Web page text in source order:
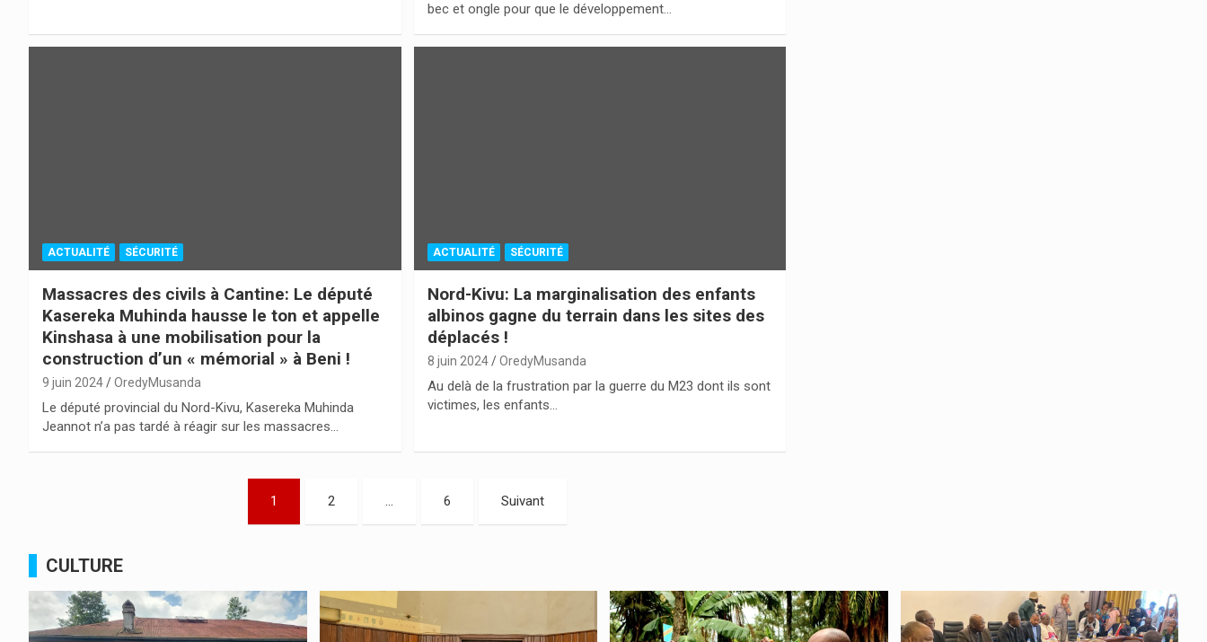
bec et ongle pour que le développement…
ACTUALITÉ SÉCURITÉ
Massacres des civils à Cantine: Le député
Kasereka Muhinda hausse le ton et appelle
Kinshasa à une mobilisation pour la
construction d’un « mémorial » à Beni !
9 juin 2024 OredyMusanda
Le député provincial du Nord-Kivu, Kasereka Muhinda
Jeannot n’a pas tardé à réagir sur les massacres…
ACTUALITÉ SÉCURITÉ
Nord-Kivu: La marginalisation des enfants
albinos gagne du terrain dans les sites des
déplacés !
8 juin 2024 OredyMusanda
Au delà de la frustration par la guerre du M23 dont ils sont
victimes, les enfants…
publications
1 2 … 6 Suivant
CULTURE